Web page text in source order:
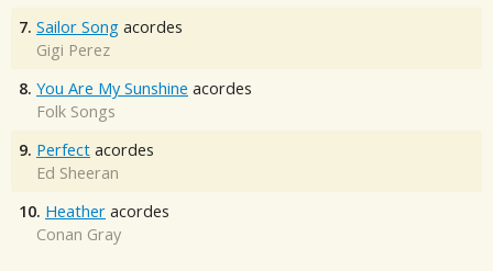
7. Sailor Song acordes
Gigi Perez
8. You Are My Sunshine acordes
Folk Songs
9. Perfect acordes
Ed Sheeran
10. Heather acordes
Conan Gray